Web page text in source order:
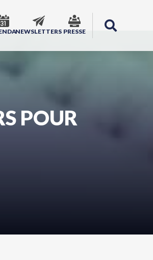
NEWSLETTERS PRESSE
POUR